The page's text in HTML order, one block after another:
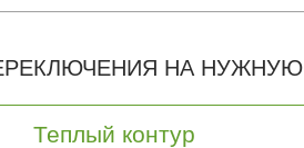
НА
Теплый контур